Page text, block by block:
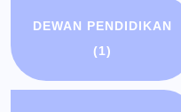
DEWAN PENDIDIKAN
(1)